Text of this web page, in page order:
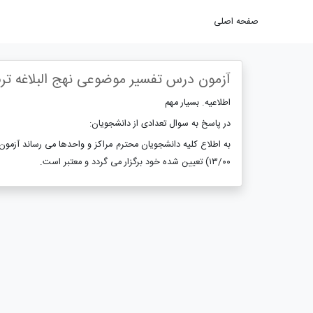
صفحه اصلی
آزمون درس تفسیر موضوعی نهج البلاغه ترم
اطلاعیه. بسیار مهم
در پاسخ به سوال تعدادی از دانشجویان:
۱۳/۰۰) تعیین شده خود برگزار می گردد و معتبر است.